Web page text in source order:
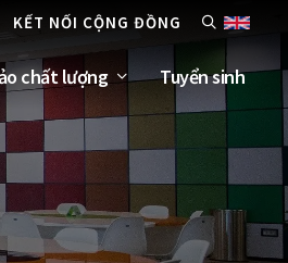
KẾT NỐI CỘNG ĐỒNG
chất lượng Tuyển sinh